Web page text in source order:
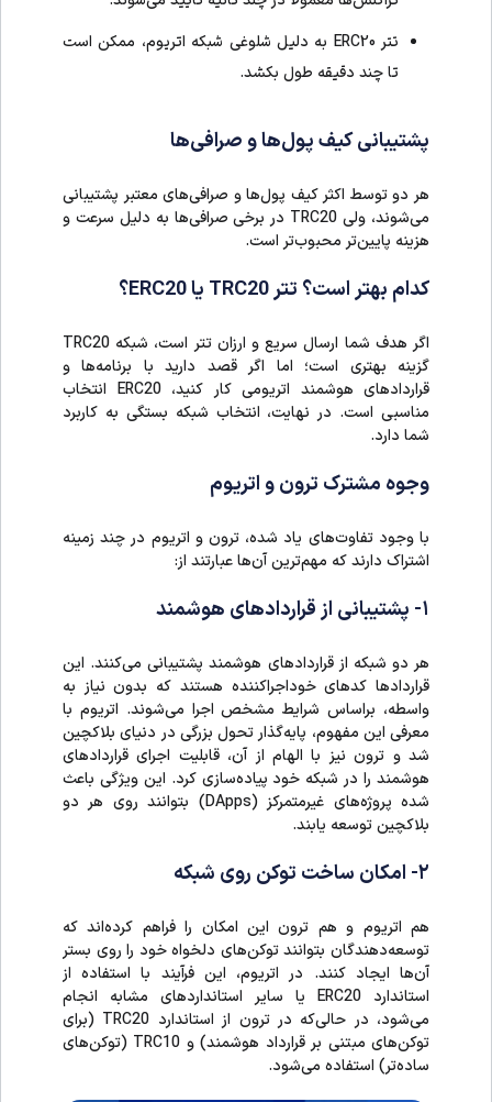
تتر ERC20 به دلیل شلوغی شبکه اتریوم، ممکن است
تا چند دقیقه طول بکشد.
پشتیبانی کیف پول‌ها و صرافی‌ها
هر دو توسط اکثر کیف پول‌ها و صرافی‌های معتبر پشتیبانی
می‌شوند، ولی TRC20 در برخی صرافی‌ها به دلیل سرعت و
هزینه پایین‌تر محبوب‌تر است.
کدام بهتر است؟ تتر TRC20 یا ERC20؟
اگر هدف شما ارسال سریع و ارزان تتر است، شبکه TRC20
گزینه بهتری است؛ اما اگر قصد دارید با برنامه‌ها و
قراردادهای هوشمند اتریومی کار کنید، ERC20 انتخاب
مناسبی است. در نهایت، انتخاب شبکه بستگی به کاربرد
شما دارد.
وجوه مشترک ترون و اتریوم
با وجود تفاوت‌های یاد شده، ترون و اتریوم در چند زمینه
اشتراک دارند که مهم‌ترین آن‌ها عبارتند از:
۱- پشتیبانی از قراردادهای هوشمند
هر دو شبکه از قراردادهای هوشمند پشتیبانی می‌کنند. این
قراردادها کدهای خوداجراکننده هستند که بدون نیاز به
واسطه، براساس شرایط مشخص اجرا می‌شوند. اتریوم با
معرفی این مفهوم، پایه‌گذار تحول بزرگی در دنیای بلاکچین
شد و ترون نیز با الهام از آن، قابلیت اجرای قراردادهای
هوشمند را در شبکه خود پیاده‌سازی کرد. این ویژگی باعث
شده پروژه‌های غیرمتمرکز (DApps) بتوانند روی هر دو
بلاکچین توسعه یابند.
۲- امکان ساخت توکن روی شبکه
هم اتریوم و هم ترون این امکان را فراهم کرده‌اند که
توسعه‌دهندگان بتوانند توکن‌های دلخواه خود را روی بستر
آن‌ها ایجاد کنند. در اتریوم، این فرآیند با استفاده از
استاندارد ERC20 یا سایر استانداردهای مشابه انجام
می‌شود، در حالی‌که در ترون از استاندارد TRC20 (برای
توکن‌های مبتنی بر قرارداد هوشمند) و TRC10 (توکن‌های
ساده‌تر) استفاده می‌شود.